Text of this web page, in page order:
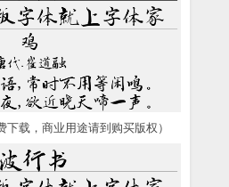
载，商业用途请到购买版权）